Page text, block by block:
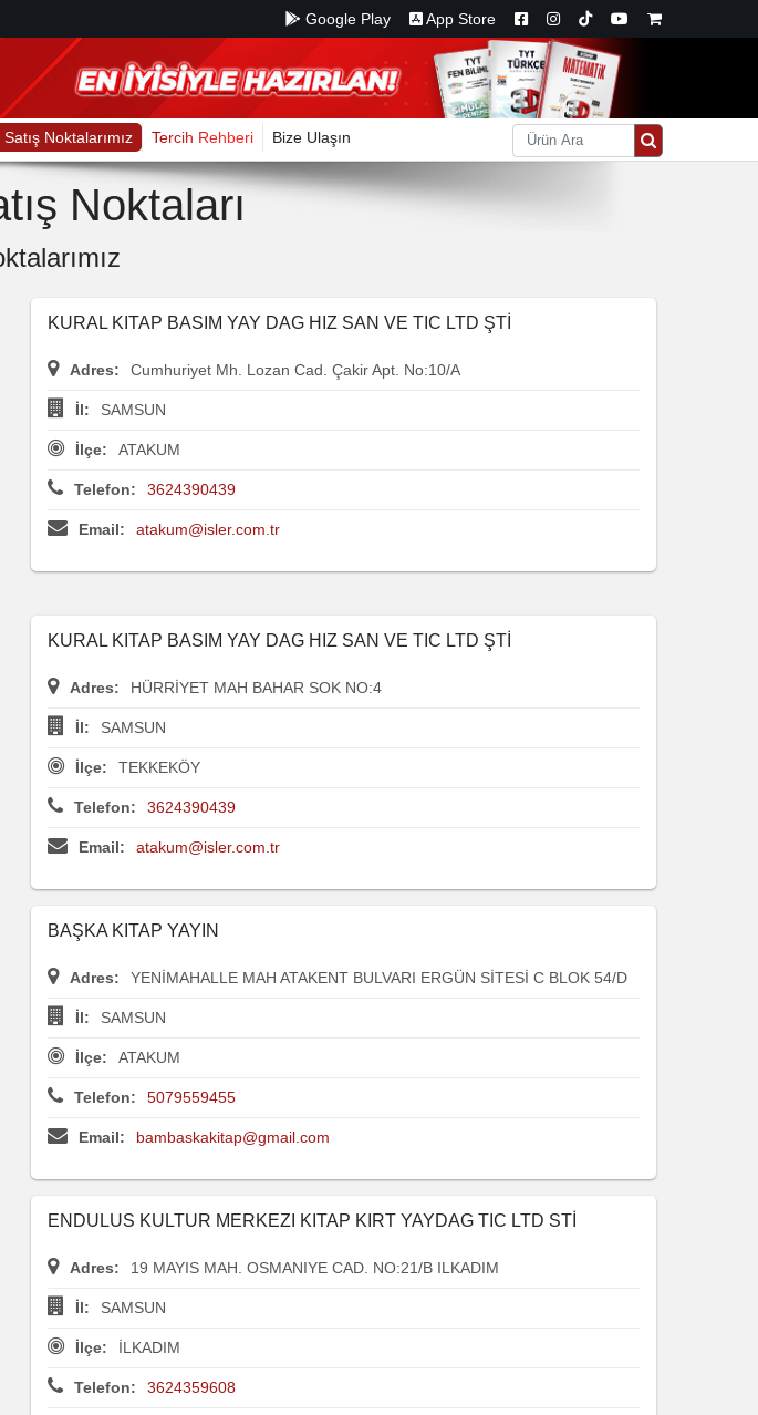
Google Play App Store
Satış Noktalarımız Tercih Rehberi Bize Ulaşın
Noktaları
KURAL KITAP BASIM YAY DAG HIZ SAN VE TIC LTD ŞTİ
Adres: Cumhuriyet Mh. Lozan Cad. Çakir Apt. No:10/A
İl: SAMSUN
İlçe: ATAKUM
Telefon: 3624390439
Email: atakum@isler.com.tr
KURAL KITAP BASIM YAY DAG HIZ SAN VE TIC LTD ŞTİ
Adres: HÜRRİYET MAH BAHAR SOK NO:4
İl: SAMSUN
İlçe: TEKKEKÖY
Telefon: 3624390439
Email: atakum@isler.com.tr
BAŞKA KITAP YAYIN
Adres: YENİMAHALLE MAH ATAKENT BULVARI ERGÜN SİTESİ C BLOK 54/D
İl: SAMSUN
İlçe: ATAKUM
Telefon: 5079559455
Email: bambaskakitap@gmail.com
ENDULUS KULTUR MERKEZI KITAP KIRT YAYDAG TIC LTD STİ
Adres: 19 MAYIS MAH. OSMANIYE CAD. NO:21/B ILKADIM
İl: SAMSUN
İlçe: İLKADIM
Telefon: 3624359608